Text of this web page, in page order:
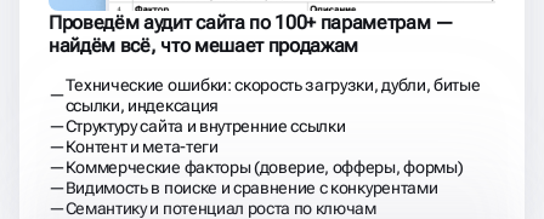
Проведём аудит сайта по 100+ параметрам —
найдём всё, что мешает продажам
Технические ошибки: скорость загрузки, дубли, битые
ссылки, индексация
Структуру сайта и внутренние ссылки
Контент и мета-теги
Коммерческие факторы (доверие, офферы, формы)
Видимость в поиске и сравнение с конкурентами
Семантику и потенциал роста по ключам